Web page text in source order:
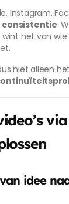
Instagram,
consistentie.
wint het van
niet alleen
idee